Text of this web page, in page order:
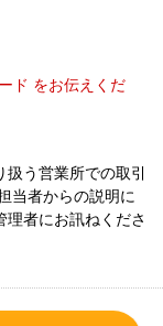
ド をお伝えくだ
う営業所での取引
当者からの説明に
理者にお訊ねくださ